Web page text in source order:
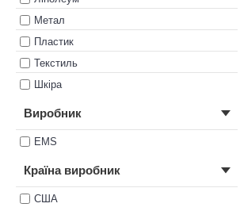
Метал
Пластик
Текстиль
Шкіра
Виробник
EMS
Країна виробник
США